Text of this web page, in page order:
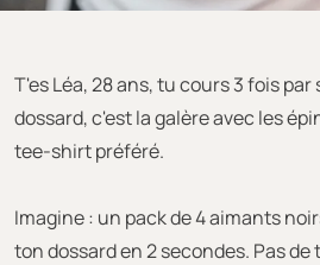
T'es Léa, 28 ans, tu cours 3 fois
dossard, c'est la galère avec les
tee-shirt préféré.
Imagine : un pack de 4 aimants
ton dossard en 2 secondes. Pas de